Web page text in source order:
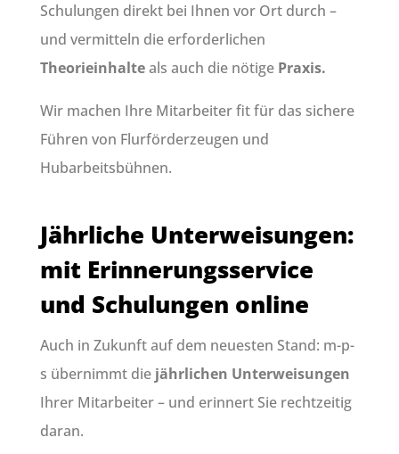
Schulungen direkt bei Ihnen vor Ort durch –
und vermitteln die erforderlichen
Theorieinhalteals auch die nötige Praxis.
Wir machen Ihre Mitarbeiter fit für das sichere
Führen von Flurförderzeugen und
Hubarbeitsbühnen.
Jährliche Unterweisungen:
mit Erinnerungsservice
und Schulungen online
Auch in Zukunft auf dem neuesten Stand: m-p-
s übernimmt die jährlichen Unterweisungen
Ihrer Mitarbeiter – und erinnert Sie rechtzeitig
daran.